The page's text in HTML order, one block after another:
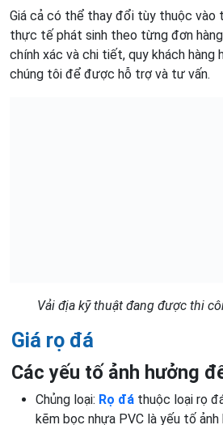
Giá cả có thể thay đổi tùy thuộc vào
thực tế phát sinh theo từng đơn
chính xác và chi tiết, quy khách hàng
chúng tôi để được hỗ trợ và tư vấn.
Vải địa kỹ thuật đang được thi
Giá rọ đá
Các yếu tố ảnh hưởng
Chủng loại: Rọ đá thuộc loại rọ
kẽm bọc nhựa PVC là yếu tố